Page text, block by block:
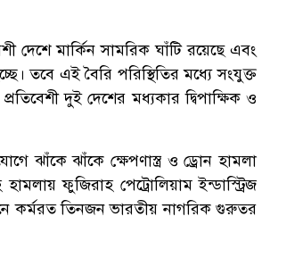
দেশে মার্কিন সামরিক ঘাঁটি রয়েছে এবং
তবে এই বৈরি পরিস্থিতির মধ্যে সংযুক্ত
দুই দেশের মধ্যকার দ্বিপাক্ষিক ও
ঝাঁকে ঝাঁকে ক্ষেপণাস্ত্র ও ড্রোন হামলা
ফুজিরাহ পেট্রোলিয়াম ইন্ডাস্ট্রিজ
কর্মরত তিনজন ভারতীয় নাগরিক গুরুতর